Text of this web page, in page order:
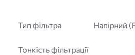
Тип фільтра Напірний
Тонкість фільтрації